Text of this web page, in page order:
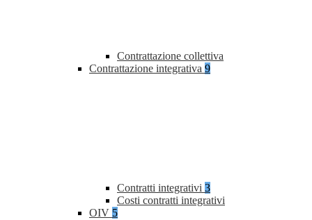
Contrattazione collettiva
Contrattazione integrativa 9
Contratti integrativi 3
Costi contratti integrativi
OIV 5